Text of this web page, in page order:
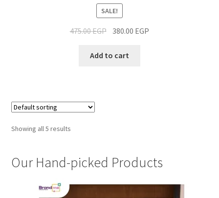
SALE!
475.00EGP 380.00 EGP
Add to cart
Showing all 5 results
Our Hand-picked Products